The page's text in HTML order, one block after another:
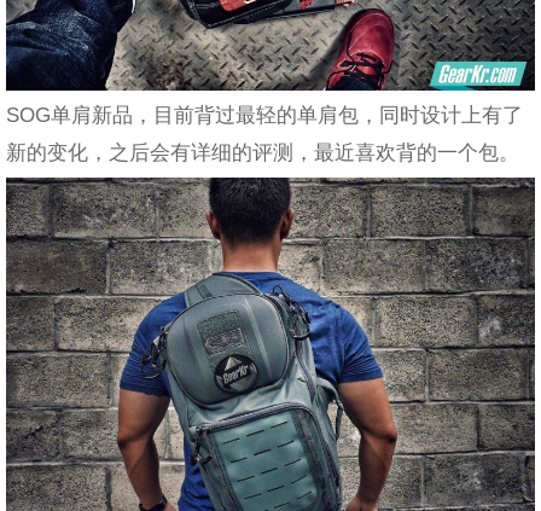
SOG单肩新品，目前背过最轻的单肩包，同时设计上有了
新的变化，之后会有详细的评测，最近喜欢背的一个包。